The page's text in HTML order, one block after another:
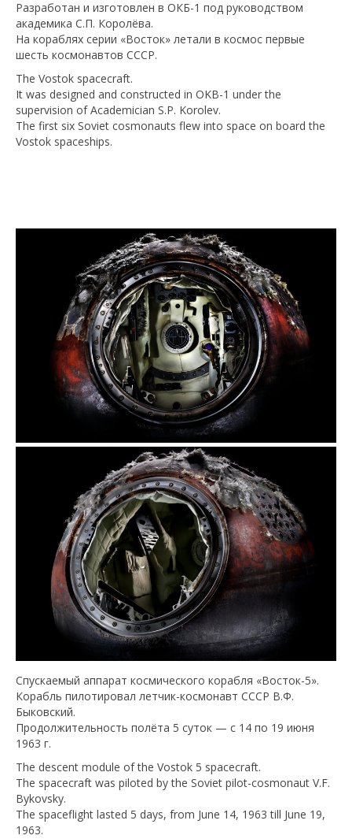
Разработан и изготовлен в ОКБ-1 под руководством
академика С.П. Королёва.
На кораблях серии «Восток» летали в космос первые
шесть космонавтов СССР.
The Vostok spacecraft.
It was designed and constructed in OKB-1 under the
supervision of Academician S.P. Korolev.
The first six Soviet cosmonauts flew into space on board the
Vostok spaceships.
Спускаемый аппарат космического корабля «Восток-5».
Корабль пилотировал летчик-космонавт СССР В.Ф.
Быковский.
Продолжительность полёта 5 суток — с 14 по 19 июня
1963 г.
The descent module of the Vostok 5 spacecraft.
The spacecraft was piloted by the Soviet pilot-cosmonaut V.F.
Bykovsky.
The spaceflight lasted 5 days, from June 14, 1963 till June 19,
1963.